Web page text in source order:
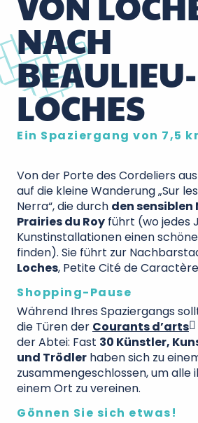
NACH
LOCHES
Ein Spaziergang von 7,5
Von der Porte des Cordeliers
auf die kleine Wanderung „Sur
Nerra“, die durch den
Prairies du Roy führt (wo jedes
Kunstinstallationen einen
finden). Sie führt zur
Loches, Petite Cité de
Shopping-Pause
Während Ihres Spaziergangs
die Türen der Courants d’arts
der Abtei: Fast 30 Künstler,
und Trödler haben sich zu
zusammengeschlossen, um alle
einem Ort zu vereinen.
Gönnen Sie sich etwas!